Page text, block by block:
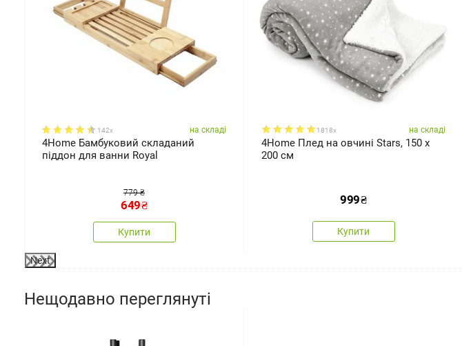
142x на складі
4Home Бамбуковий складаний
піддон для ванни Royal
779 ₴
649₴
Купити
1818x на складі
4Home Плед на овчині Stars, 150 x
200 см
999₴
Купити
Next
Нещодавно переглянуті